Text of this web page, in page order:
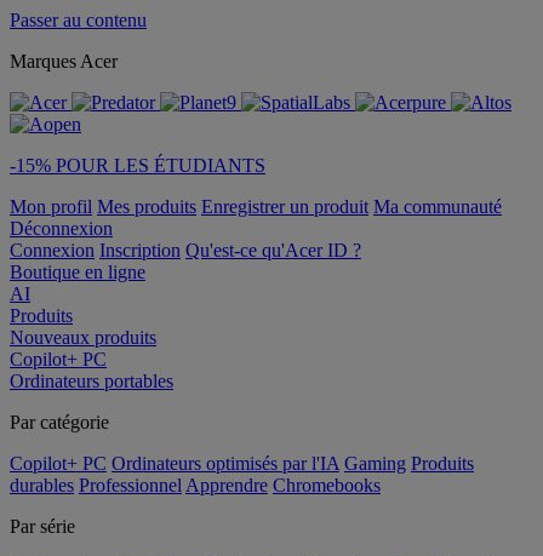
Passer au contenu
Marques Acer
-15% POUR LES ÉTUDIANTS
Mon profil Mes produits Enregistrer un produit Ma communauté
Déconnexion
Connexion Inscription Qu'est-ce qu'Acer ID ?
Boutique en ligne
AI
Produits
Nouveaux produits
Copilot+ PC
Ordinateurs portables
Par catégorie
Copilot+ PC Ordinateurs optimisés par l'IA Gaming Produits
durables Professionnel Apprendre Chromebooks
Par série